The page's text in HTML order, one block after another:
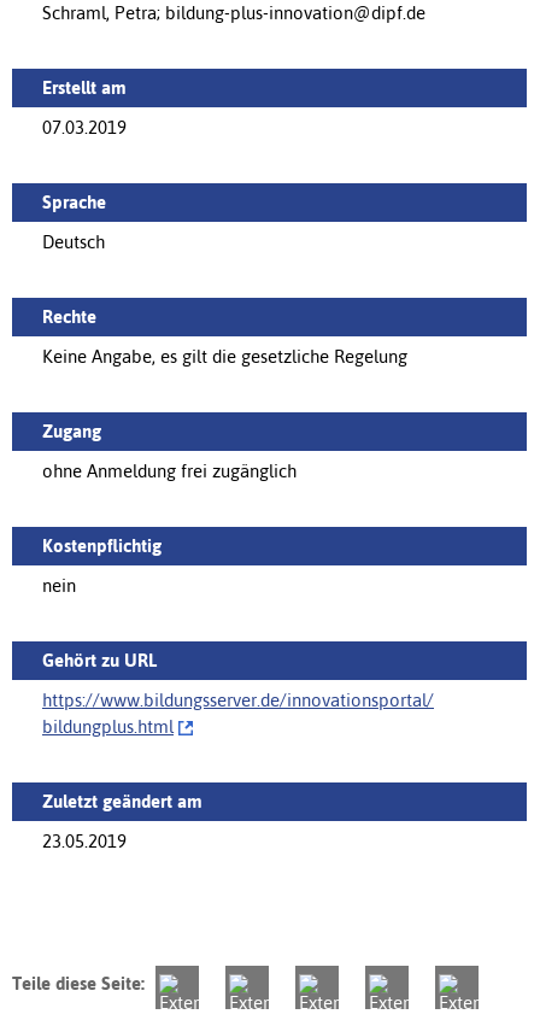
Schraml, Petra; bildung-plus-innovation@dipf.de
Erstellt am
07.03.2019
Sprache
Deutsch
Rechte
Keine Angabe, es gilt die gesetzliche Regelung
Zugang
ohne Anmeldung frei zugänglich
Kostenpflichtig
nein
Gehört zu URL
https://www.bildungsserver.de/innovationsportal/‌
bildungplus.html
Zuletzt geändert am
23.05.2019
Teile diese Seite: